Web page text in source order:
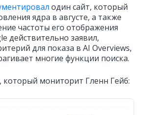
один сайт, который
ядра в августе, а также
частоты его отображения
действительно заявил,
для показа в AI Overviews,
многие функции поиска.
который мониторит Гленн Гейб: